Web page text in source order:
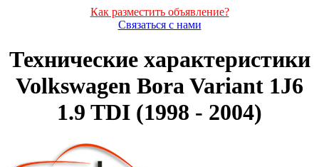
Как разместить объявление?
Связаться с нами
Технические характеристики
Volkswagen Bora Variant 1J6
1.9 TDI (1998 - 2004)